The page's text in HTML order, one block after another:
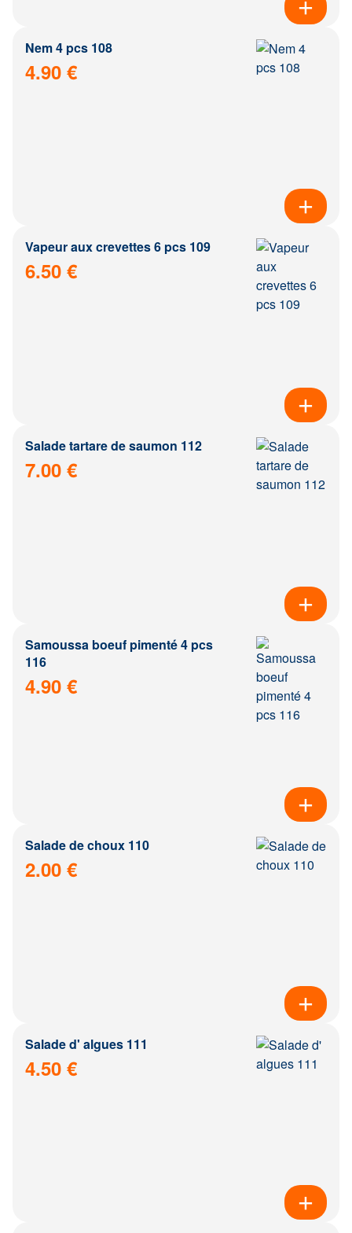
Nem 4 pcs 108
4.90 €
Vapeur aux crevettes 6 pcs 109
6.50 €
Salade tartare de saumon 112
7.00 €
Samoussa boeuf pimenté 4 pcs
116
4.90 €
Salade de choux 110
2.00 €
Salade d' algues 111
4.50 €